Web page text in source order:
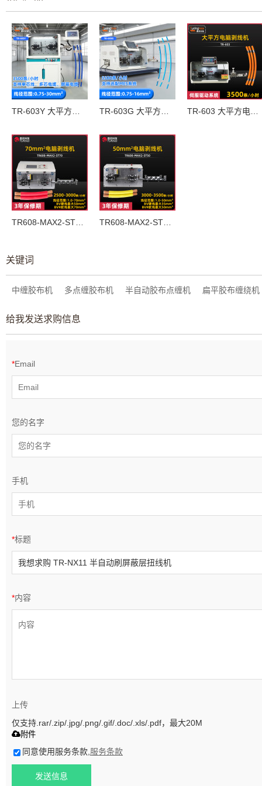
关键词
中缠胶布机 多点缠胶布机 半自动胶布点缠机 扁平胶布缠绕机
给我发送求购信息
*Email
您的名字
手机
*标题
*内容
上传
仅支持.rar/.zip/.jpg/.png/.gif/.doc/.xls/.pdf，最大20M
附件
同意使用服务条款, 服务条款
发送信息